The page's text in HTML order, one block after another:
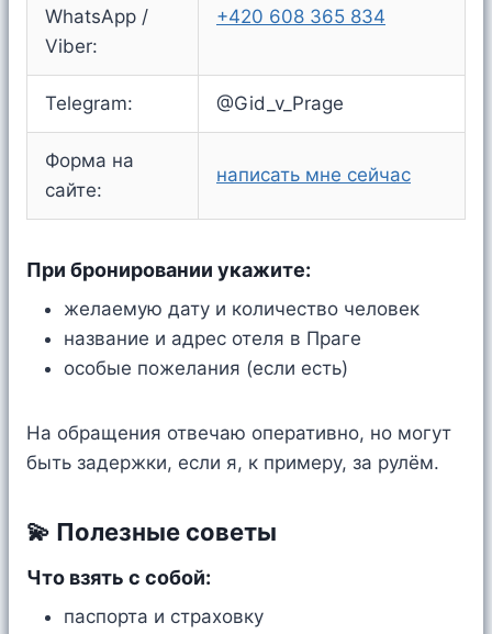
WhatsApp /
Viber:
+420 608 365 834
Telegram: @Gid_v_Prage
Форма на
сайте:
написать мне сейчас
При бронировании укажите:
желаемую дату и количество человек
название и адрес отеля в Праге
особые пожелания (если есть)
На обращения отвечаю оперативно, но могут
быть задержки, если я, к примеру, за рулём.
💫 Полезные советы
Что взять с собой:
паспорта и страховку